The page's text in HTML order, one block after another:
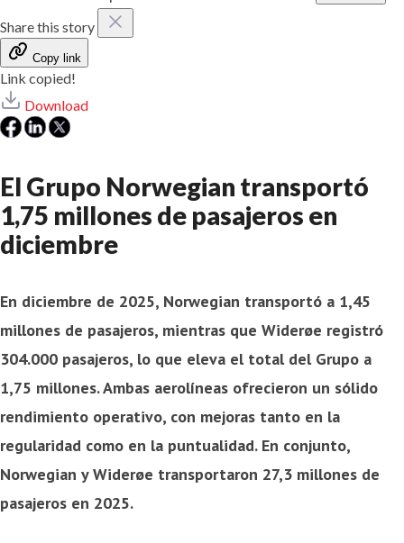
Share this story
Copy link
Link copied!
Download
El Grupo Norwegian transportó
1,75 millones de pasajeros en
diciembre
En diciembre de 2025, Norwegian transportó a 1,45
millones de pasajeros, mientras que Widerøe registró
304.000 pasajeros, lo que eleva el total del Grupo a
1,75 millones. Ambas aerolíneas ofrecieron un sólido
rendimiento operativo, con mejoras tanto en la
regularidad como en la puntualidad. En conjunto,
Norwegian y Widerøe transportaron 27,3 millones de
pasajeros en 2025.